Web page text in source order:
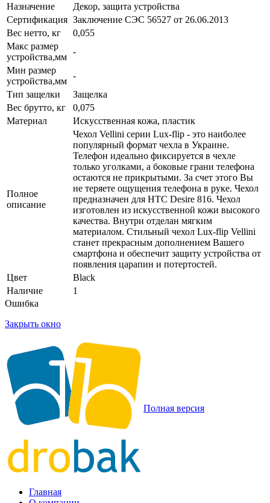
Назначение
Декор, защита устройства
Сертификация Заключение СЭС 56527 от 26.06.2013
Вес нетто, кг
0,055
Макс размер
устройства,мм
-
Мин размер
устройства,мм
-
Тип защелки
Защелка
Вес брутто, кг
0,075
Материал
Искусственная кожа, пластик
Полное
описание
Чехол Vellini серии Lux-flip - это наиболее
популярный формат чехла в Украине.
Телефон идеально фиксируется в чехле
только уголками, а боковые грани телефона
остаются не прикрытыми. За счет этого Вы
не теряете ощущения телефона в руке. Чехол
предназначен для HTC Desire 816. Чехол
изготовлен из искусственной кожи высокого
качества. Внутри отделан мягким
материалом. Стильный чехол Lux-flip Vellini
станет прекрасным дополнением Вашего
смартфона и обеспечит защиту устройства от
появления царапин и потертостей.
Цвет
Black
Наличие
1
Ошибка
Закрыть окно
Полная версия
Главная